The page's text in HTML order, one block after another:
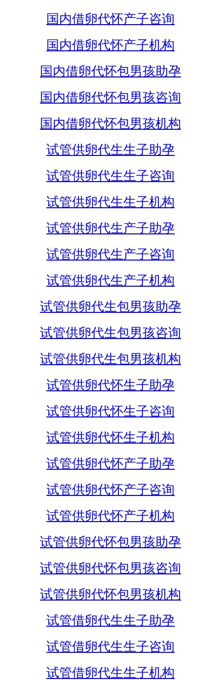
国内借卵代怀产子咨询
国内借卵代怀产子机构
国内借卵代怀包男孩助孕
国内借卵代怀包男孩咨询
国内借卵代怀包男孩机构
试管供卵代生生子助孕
试管供卵代生生子咨询
试管供卵代生生子机构
试管供卵代生产子助孕
试管供卵代生产子咨询
试管供卵代生产子机构
试管供卵代生包男孩助孕
试管供卵代生包男孩咨询
试管供卵代生包男孩机构
试管供卵代怀生子助孕
试管供卵代怀生子咨询
试管供卵代怀生子机构
试管供卵代怀产子助孕
试管供卵代怀产子咨询
试管供卵代怀产子机构
试管供卵代怀包男孩助孕
试管供卵代怀包男孩咨询
试管供卵代怀包男孩机构
试管借卵代生生子助孕
试管借卵代生生子咨询
试管借卵代生生子机构